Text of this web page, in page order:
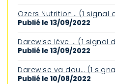
Ozers Nutrition… (1 signal
Publié le 13/09/2022
Darewise lève … (1 signal
Publié le 13/09/2022
Darewise va dou… (1
Publié le 10/08/2022